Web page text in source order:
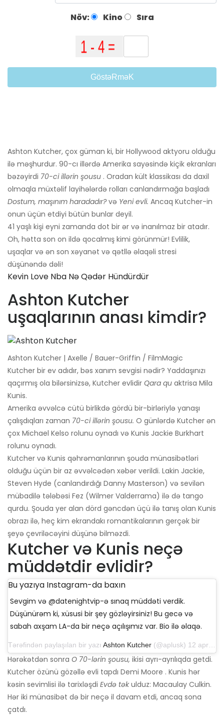
Növ: Kino Sıra
GöstəRməK
Ashton Kutcher, çox güman ki, bir Hollywood aktyoru olduğu
ilə məşhurdur. 90-cı illərdə Amerika sayəsində kiçik ekranları
bəzəyirdi 70-ci illərin şousu . Oradan kült klassikası da daxil
olmaqla müxtəlif layihələrdə rolları canlandırmağa başladı
Dostum, maşınım haradadır?və Yeni evli. Ancaq Kutcher-in
onun üçün etdiyi bütün bunlar deyil.
41 yaşlı kişi eyni zamanda dot bir ər və inanılmaz bir atadır.
Oh, hətta son on ildə qocalmış kimi görünmür! Evlilik,
uşaqlar və ən son xəyanət və qətllə əlaqəli stresi
düşünəndə dəli!
Kevin Love Nba Nə Qədər Hündürdür
Ashton Kutcher
uşaqlarının anası kimdir?
Ashton Kutcher | Axelle / Bauer-Griffin / FilmMagic
Kutcher bir ev adıdır, bəs xanım sevgisi nədir? Yaddaşınızı
qaçırmış ola bilərsinizsə, Kutcher evlidir Qara qu aktrisa Mila
Kunis.
Amerika əvvəlcə cütü birlikdə gördü bir-birləriylə yanaşı
çalışdıqları zaman 70-ci illərin şousu. O günlərdə Kutcher ən
çox Michael Kelso rolunu oynadı və Kunis Jackie Burkhart
rolunu oynadı.
Kutcher və Kunis qəhrəmanlarının şouda münasibətləri
olduğu üçün bir az əvvəlcədən xəbər verildi. Lakin Jackie,
Steven Hyde (canlandırdığı Danny Masterson) və sevilən
mübadilə tələbəsi Fez (Wilmer Valderrama) ilə də tango
qurdu. Şouda yer alan dörd gəncdən üçü ilə tanış olan Kunis
obrazı ilə, heç kim ekrandakı romantikalarının gerçək bir
şeyə çevriləcəyini düşünə bilməzdi.
Kutcher və Kunis neçə
müddətdir evlidir?
Bu yazıya Instagram-da baxın
Sevgim və @datenightvip-ə sınaq müddəti verdik.
Düşünürəm ki, xüsusi bir şey gözləyirsiniz! Bu gecə və
sabah axşam LA-da bir neçə açılışımız var. Bio ilə əlaqə.
Tərəfindən paylaşılan bir yazı Ashton Kutcher (@aplusk) 12 aprel 2019-cu il, saat 14: 50-də PDT
Hərəkətdən sonra O 70-lərin şousu, ikisi ayrı-ayrılıqda getdi.
Kutcher özünü gözəllə evli tapdı Demi Moore . Kunis hər
kəsin sevimlisi ilə tarixləşdi Evdə təkulduz: Macaulay Culkin.
Hər iki münasibət də bir neçə il davam etdi, ancaq sona
çatdı.